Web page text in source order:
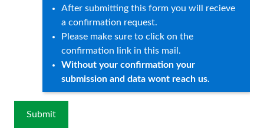
After submitting this form you will recieve
a confirmation request.
Please make sure to click on the
confirmation link in this mail.
Without your confirmation your
submission and data wont reach us.